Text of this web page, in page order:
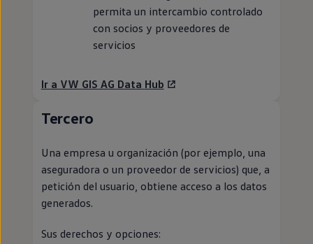
permita un intercambio controlado
con socios y proveedores de
servicios
Ir a VW GIS AG Data Hub
Tercero
Una empresa u organización (por ejemplo, una
aseguradora o un proveedor de servicios) que, a
petición del usuario, obtiene acceso a los datos
generados.
Sus derechos y opciones: